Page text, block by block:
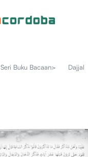
Seri Buku Bacaan> Dajjal